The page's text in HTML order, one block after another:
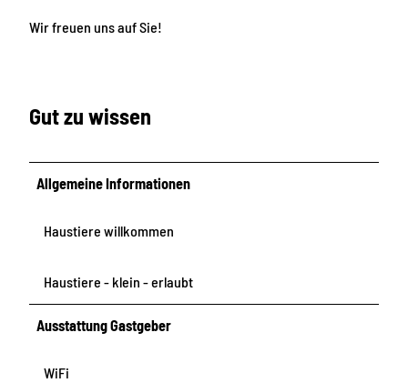
n
Wir freuen uns auf Sie!
Gut zu wissen
Allgemeine Informationen
Haustiere willkommen
Haustiere - klein - erlaubt
Ausstattung Gastgeber
WiFi